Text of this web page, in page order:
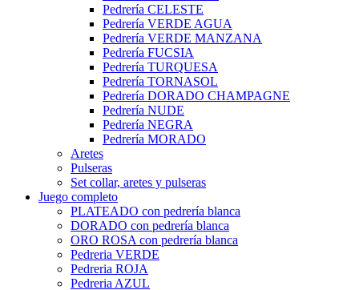
Pedrería CELESTE
Pedrería VERDE AGUA
Pedrería VERDE MANZANA
Pedrería FUCSIA
Pedrería TURQUESA
Pedrería TORNASOL
Pedrería DORADO CHAMPAGNE
Pedrería NUDE
Pedrería NEGRA
Pedrería MORADO
Aretes
Pulseras
Set collar, aretes y pulseras
Juego completo
PLATEADO con pedrería blanca
DORADO con pedrería blanca
ORO ROSA con pedrería blanca
Pedreria VERDE
Pedreria ROJA
Pedreria AZUL